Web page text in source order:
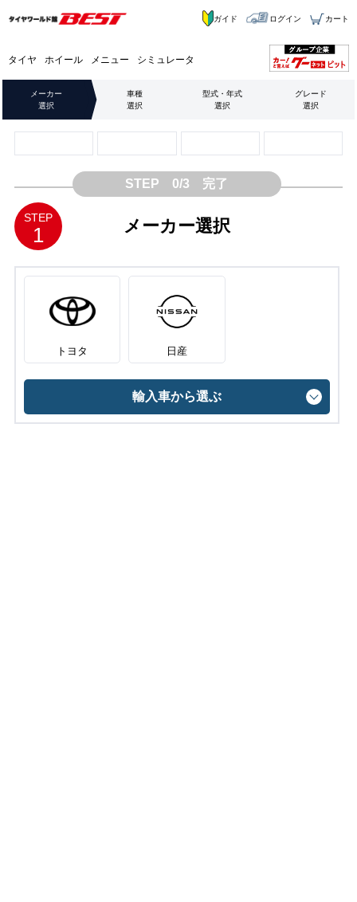
タイヤ ホイール メニュー シミュレータ
ガイド ログイン カート
メーカー
選択
車種
選択
型式・年式
選択
グレード
選択
STEP 0/3 完了
STEP
1 メーカー選択
トヨタ 日産
輸入車から選ぶ